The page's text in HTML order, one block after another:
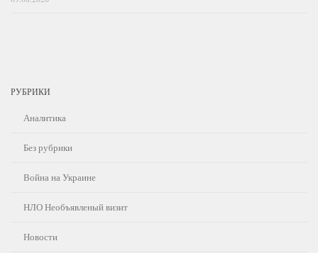
РУБРИКИ
Аналитика
Без рубрики
Война на Украине
НЛО Необъявленый визит
Новости